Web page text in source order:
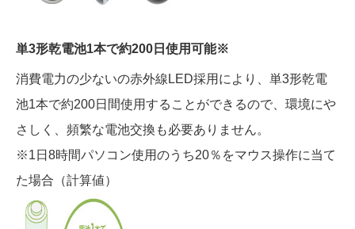
単3形乾電池1本で約200日使用可能※
消費電力の少ないの赤外線LED採用により、単3形乾電
池1本で約200日間使用することができるので、環境にや
さしく、頻繁な電池交換も必要ありません。
※1日8時間パソコン使用のうち20％をマウス操作に当て
た場合（計算値）